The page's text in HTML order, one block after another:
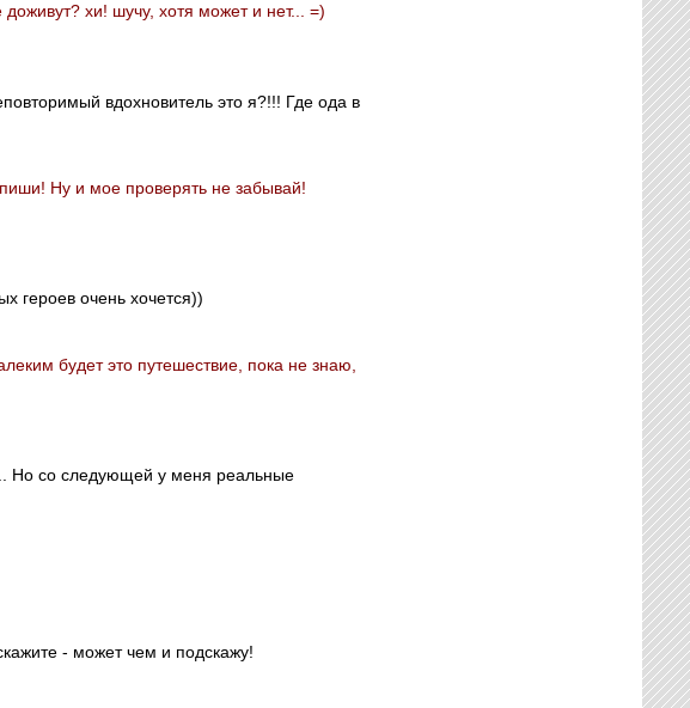
хи! шучу, хотя может и нет... =)
вдохновитель это я?!!! Где ода в
Ну и мое проверять не забывай!
героев очень хочется))
будет это путешествие, пока не знаю,
Но со следующей у меня реальные
- может чем и подскажу!